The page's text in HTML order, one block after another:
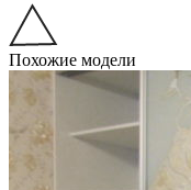
Похожие модели